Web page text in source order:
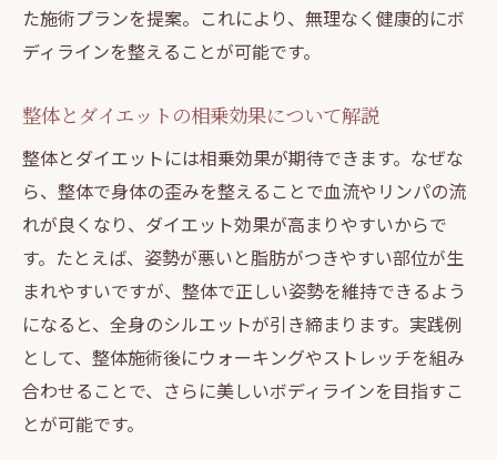
た施術プランを提案。これにより、無理なく健康的にボ
ディラインを整えることが可能です。
整体とダイエットの相乗効果について解説
整体とダイエットには相乗効果が期待できます。なぜな
ら、整体で身体の歪みを整えることで血流やリンパの流
れが良くなり、ダイエット効果が高まりやすいからで
す。たとえば、姿勢が悪いと脂肪がつきやすい部位が生
まれやすいですが、整体で正しい姿勢を維持できるよう
になると、全身のシルエットが引き締まります。実践例
として、整体施術後にウォーキングやストレッチを組み
合わせることで、さらに美しいボディラインを目指すこ
とが可能です。